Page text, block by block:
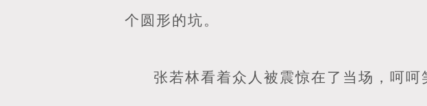
个圆形的坑。
张若林看着众人被震惊在了当场，呵呵